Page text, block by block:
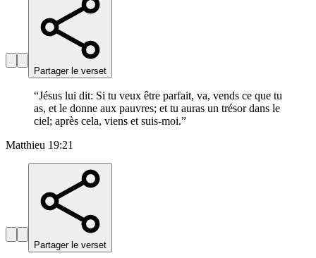
Partager le verset
“Jésus lui dit: Si tu veux être parfait, va, vends ce que tu
as, et le donne aux pauvres; et tu auras un trésor dans le
ciel; après cela, viens et suis-moi.”
Matthieu 19:21
Partager le verset